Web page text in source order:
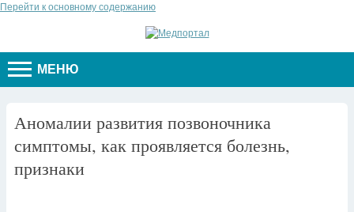
Перейти к основному содержанию
МЕНЮ
Аномалии развития позвоночника
симптомы, как проявляется болезнь,
признаки